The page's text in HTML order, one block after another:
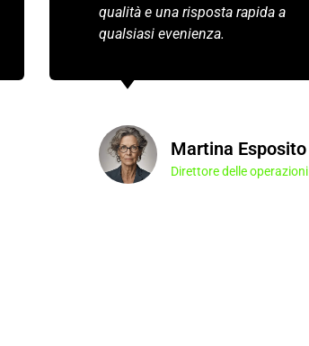
qualità e una risposta rapida a
qualsiasi evenienza.
Martina Esposito
Direttore delle operazioni